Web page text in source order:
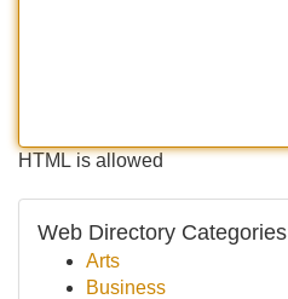
HTML is allowed
Web Directory Categories
Arts
Business